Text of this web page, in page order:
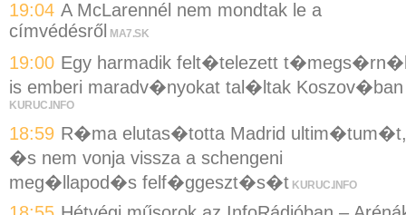
19:04 A McLarennél nem mondtak le a
címvédésről MA7.SK
19:00 Egy harmadik felt�telezett
is emberi maradv�nyokat tal�ltak Koszov�ban
KURUC.INFO
18:59 R�ma elutas�totta Madrid ultim�tum�t,
�s nem vonja vissza a schengeni
meg�llapod�s felf�ggeszt�s�t KURUC.INFO